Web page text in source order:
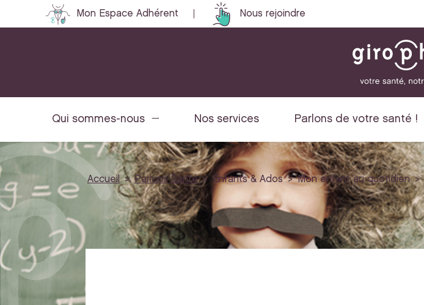
Mon Espace Adhérent Nous rejoindre
Qui sommes-nous Nos services Parlons de votre santé !
Accueil Parlons Santé Enfants & Ados Mon enfant au quotidien